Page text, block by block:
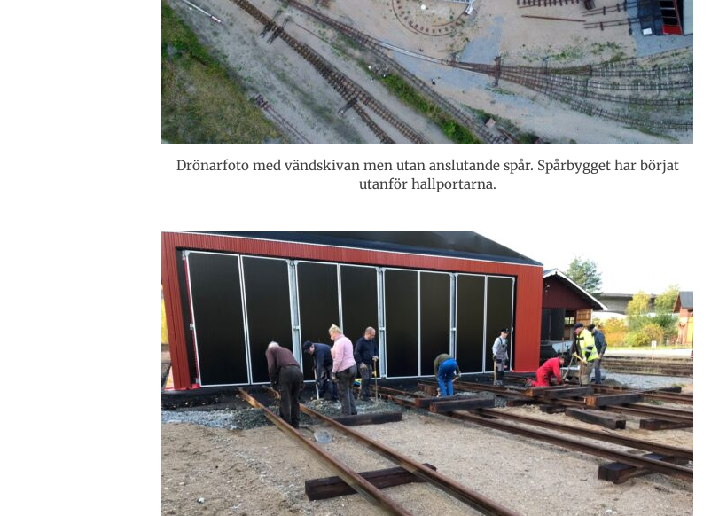
Drönarfoto med vändskivan men utan anslutande spår. Spårbygget har börjat
utanför hallportarna.